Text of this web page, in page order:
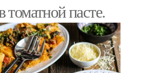
томатной пасте.